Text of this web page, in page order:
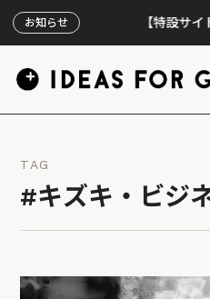
お知らせ 【特設サイトオ
TAG
#キズキ・ビジ